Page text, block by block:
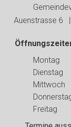
Auenstrasse 6
Wochentag
Montag
Dienstag
Mittwoch
Freitag